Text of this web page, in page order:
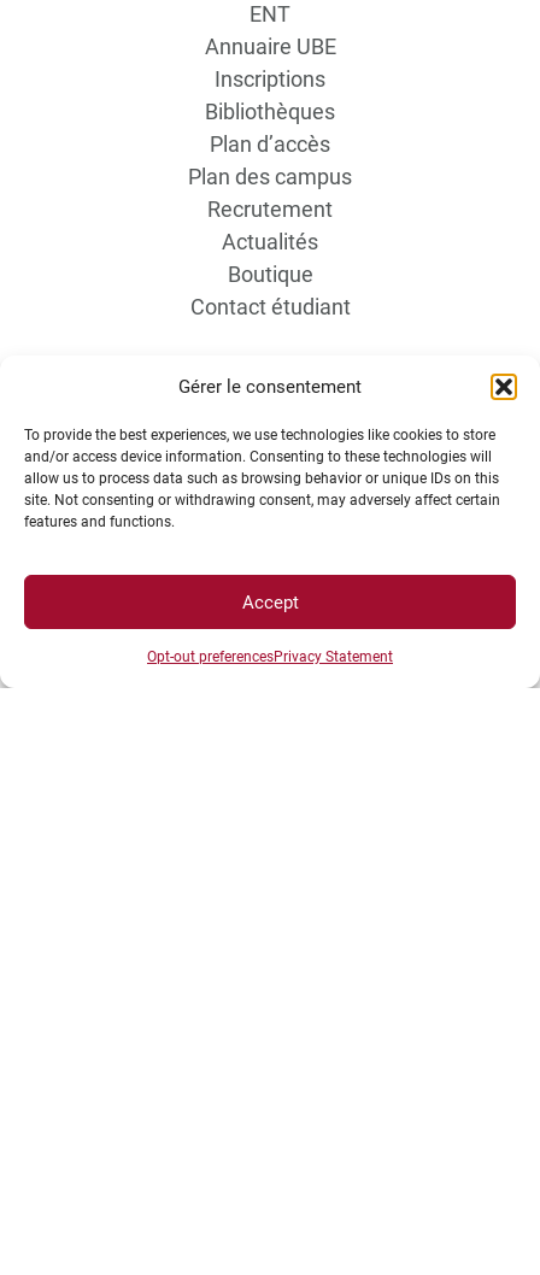
Gérer le consentement
To provide the best experiences, we use technologies like cookies to store
and/or access device information. Consenting to these technologies will
allow us to process data such as browsing behavior or unique IDs on this
site. Not consenting or withdrawing consent, may adversely affect certain
features and functions.
Accept
Opt-out preferencesPrivacy Statement
ENT
Annuaire UBE
Inscriptions
Bibliothèques
Plan d’accès
Plan des campus
Recrutement
Actualités
Boutique
Contact étudiant
INFORMATIONS LÉGALES
Plan d’accès des campus
Mentions légales
Données personnelles et gestion des cookies